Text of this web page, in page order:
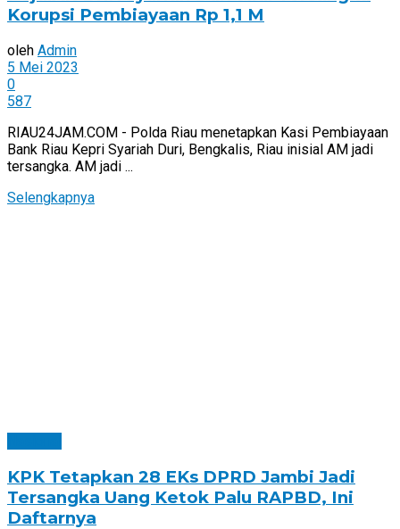
Korupsi Pembiayaan Rp 1,1 M
oleh Admin
5 Mei 2023
0
587
RIAU24JAM.COM - Polda Riau menetapkan Kasi Pembiayaan
Bank Riau Kepri Syariah Duri, Bengkalis, Riau inisial AM jadi
tersangka. AM jadi ...
Selengkapnya
KPK Tetapkan 28 EKs DPRD Jambi Jadi
Tersangka Uang Ketok Palu RAPBD, Ini
Daftarnya